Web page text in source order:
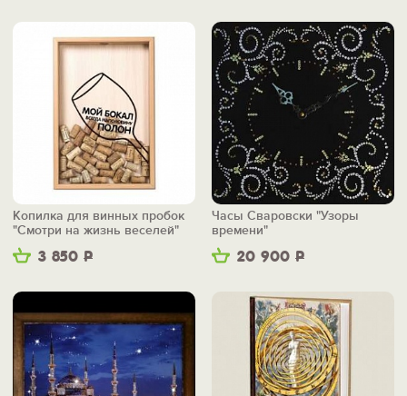
3 850 Р
Копилка для винных пробок
"Смотри на жизнь веселей"
20 900 Р
Часы Сваровски "Узоры
времени"